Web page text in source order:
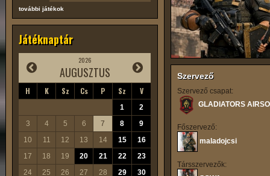
további játékok
Játéknaptár
2026
AUGUSZTUS
H K Sz Cs P Sz V
1
2
3
4 5 6 7 8
9
10
11 12 13 14 15
16
17
18 19 20 21 22
23
24
25 26 27 28 29
30
Szervező
Szervező csapat:
GLADIATORS
Főszervező:
maladojcsi
Társszervezők: